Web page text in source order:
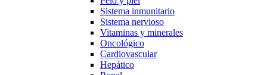
Sistema inmunitario
Sistema nervioso
Vitaminas y minerales
Oncológico
Cardiovascular
Hepático